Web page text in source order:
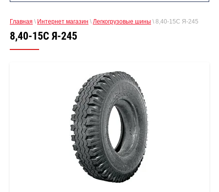
Главная \ Интернет магазин \ Легкогрузовые шины \ 8,40-15С Я-245
8,40-15С Я-245